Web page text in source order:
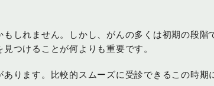
しれません。しかし、がんの多くは初期の段階
つけることが何よりも重要です。
ります。比較的スムーズに受診できるこの時期